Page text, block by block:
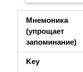
Мнемоника
(упрощает
запоминание)
Key